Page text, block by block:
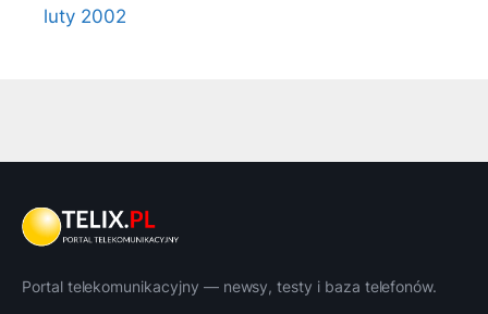
luty 2002
Portal telekomunikacyjny — newsy, testy i baza telefonów.